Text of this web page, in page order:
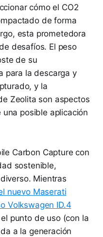
cómo el CO2
de forma
esta prometedora
desafíos. El peso
de su
para la descarga y
y la
Zeolita son aspectos
posible aplicación
Carbon Capture con
sostenible,
Mientras
nuevo Maserati
Volkswagen ID.4
punto de uso (con la
a la generación